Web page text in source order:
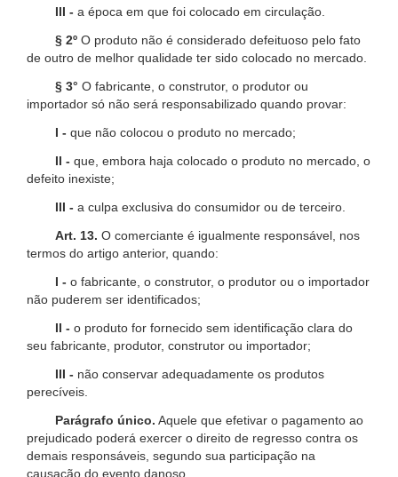
III - a época em que foi colocado em circulação.
§ 2º O produto não é considerado defeituoso pelo fato
de outro de melhor qualidade ter sido colocado no mercado.
§ 3° O fabricante, o construtor, o produtor ou
importador só não será responsabilizado quando provar:
I - que não colocou o produto no mercado;
II - que, embora haja colocado o produto no mercado, o
defeito inexiste;
III - a culpa exclusiva do consumidor ou de terceiro.
Art. 13. O comerciante é igualmente responsável, nos
termos do artigo anterior, quando:
I - o fabricante, o construtor, o produtor ou o importador
não puderem ser identificados;
II - o produto for fornecido sem identificação clara do
seu fabricante, produtor, construtor ou importador;
III - não conservar adequadamente os produtos
perecíveis.
Parágrafo único. Aquele que efetivar o pagamento ao
prejudicado poderá exercer o direito de regresso contra os
demais responsáveis, segundo sua participação na
causação do evento danoso.